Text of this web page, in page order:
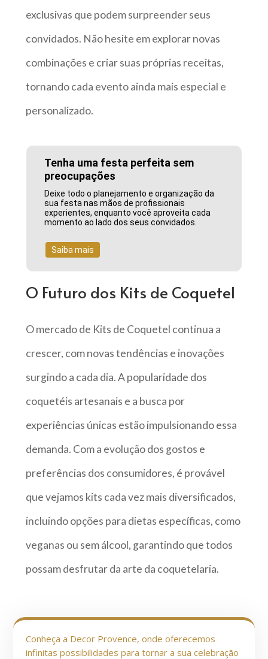
exclusivas que podem surpreender seus
convidados. Não hesite em explorar novas
combinações e criar suas próprias receitas,
tornando cada evento ainda mais especial e
personalizado.
Tenha uma festa perfeita sem
preocupações
Deixe todo o planejamento e organização da
sua festa nas mãos de profissionais
experientes, enquanto você aproveita cada
momento ao lado dos seus convidados.
Saiba mais
O Futuro dos Kits de Coquetel
O mercado de Kits de Coquetel continua a
crescer, com novas tendências e inovações
surgindo a cada dia. A popularidade dos
coquetéis artesanais e a busca por
experiências únicas estão impulsionando essa
demanda. Com a evolução dos gostos e
preferências dos consumidores, é provável
que vejamos kits cada vez mais diversificados,
incluindo opções para dietas específicas, como
veganas ou sem álcool, garantindo que todos
possam desfrutar da arte da coquetelaria.
Conheça a Decor Provence, onde oferecemos
infinitas possibilidades para tornar a sua celebração